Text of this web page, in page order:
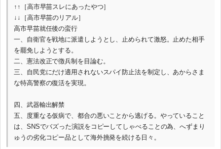
↑↑［高市早苗スレにあったやつ］
↓↓［高市早苗のリアル］
高市早苗就任後の蛮行
一、自衛官を戦地に派遣しようとし、止められて激怒。止めた相手
を罷免しようとする。
二、憲法改正で徴兵制を目論む。
三、自民党にだけ適用されないスパイ防止法を制定し、あからさま
な特高警察の復活を実現。
四、武器輸出解禁
五、度重なる仮病で、都合の悪いことから逃げる。やっていること
は、SNSでバズった演説をコピーしてしゃべることの為、へずまり
ゅうの劣化コピー品として海外挑発を続ける日々。